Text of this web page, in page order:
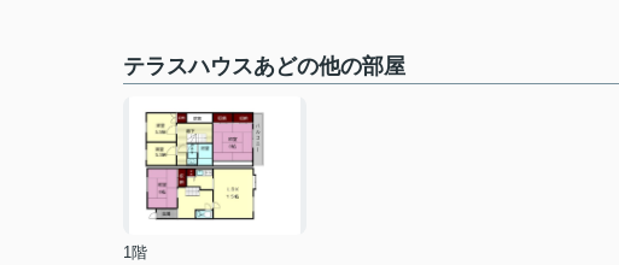
テラスハウスあどの他の部屋
1階